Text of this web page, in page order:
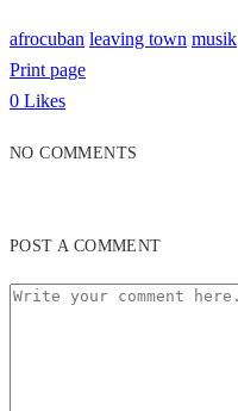
afrocuban leaving town musik
Print page
0 Likes
NO COMMENTS
POST A COMMENT